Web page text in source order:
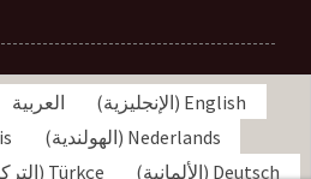
English
(الإنجليزية) العربية
Nederlands
(الهولندية)
Deutsch
(الألمانية)
Türkçe
(